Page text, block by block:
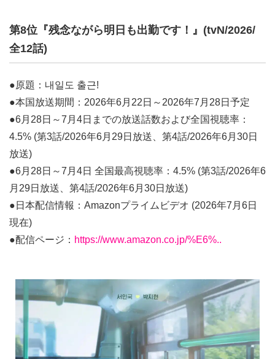
第8位『残念ながら明日も出勤です！』(tvN/2026/
全12話)
●原題：내일도 출근!
●本国放送期間：2026年6月22日～2026年7月28日予定
●6月28日～7月4日までの放送話数および全国視聴率：
4.5% (第3話/2026年6月29日放送、第4話/2026年6月30日
放送)
●6月28日～7月4日 全国最高視聴率：4.5% (第3話/2026年6
月29日放送、第4話/2026年6月30日放送)
●日本配信情報：Amazonプライムビデオ (2026年7月6日
現在)
●配信ページ： https://www.amazon.co.jp/%E6%..